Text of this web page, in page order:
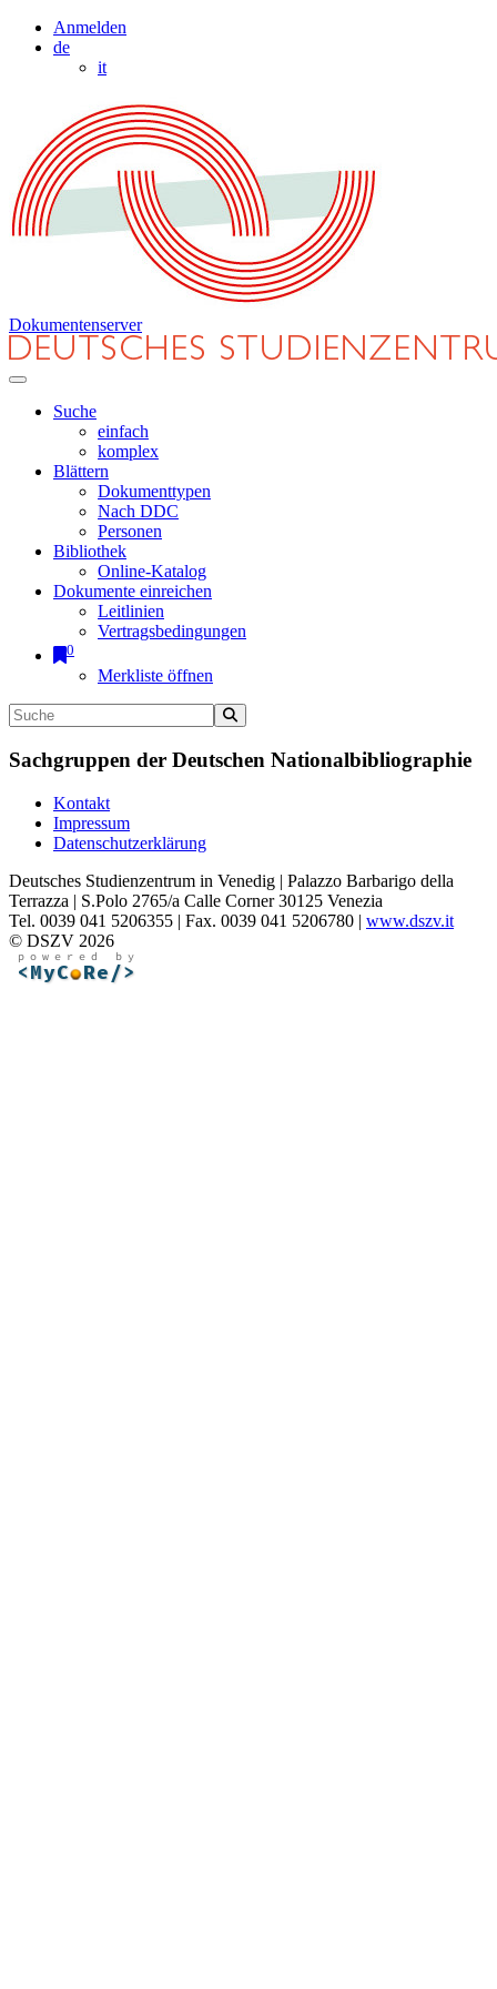
Anmelden
de
it
Dokumentenserver
Suche
einfach
komplex
Blättern
Dokumenttypen
Nach DDC
Personen
Bibliothek
Online-Katalog
Dokumente einreichen
Leitlinien
Vertragsbedingungen
0
Merkliste öffnen
Sachgruppen der Deutschen Nationalbibliographie
Kontakt
Impressum
Datenschutzerklärung
Deutsches Studienzentrum in Venedig | Palazzo Barbarigo della
Terrazza | S.Polo 2765/a Calle Corner 30125 Venezia
Tel. 0039 041 5206355 | Fax. 0039 041 5206780 | www.dszv.it
© DSZV 2026